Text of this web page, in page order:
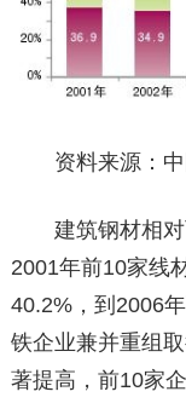
资料来源：中
建筑钢材相对
2001年前10家线
40.2%，到2006
铁企业兼并重组
著提高，前10家